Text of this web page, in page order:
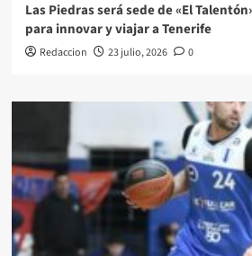
Las Piedras será sede de «El
para innovar y viajar a Tenerife
Redaccion 23 julio, 2026 0